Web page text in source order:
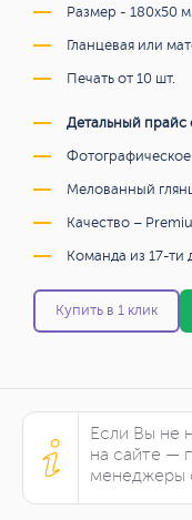
Размер - 180х50
Гланцевая или
Печать от 10 шт.
Детальный прайс
Фотографическое
Мелованный
Качество –
Команда из 17-ти
Купить в 1 клик
Если Вы не
на сайте —
менеджеры